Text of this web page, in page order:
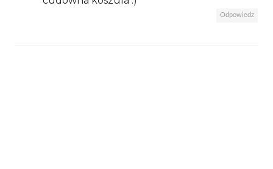
Odpowiedz